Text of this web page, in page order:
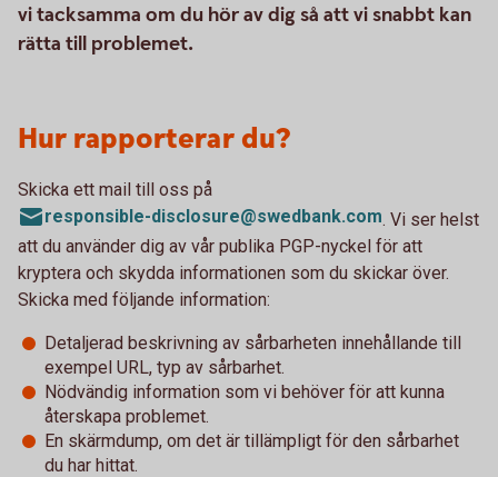
vi tacksamma om du hör av dig så att vi snabbt kan
rätta till problemet.
Hur rapporterar du?
Skicka ett mail till oss på
responsible-disclosure@swedbank.com. Vi ser helst
att du använder dig av vår publika PGP-nyckel för att
kryptera och skydda informationen som du skickar över.
Skicka med följande information:
Detaljerad beskrivning av sårbarheten innehållande till
exempel URL, typ av sårbarhet.
Nödvändig information som vi behöver för att kunna
återskapa problemet.
En skärmdump, om det är tillämpligt för den sårbarhet
du har hittat.